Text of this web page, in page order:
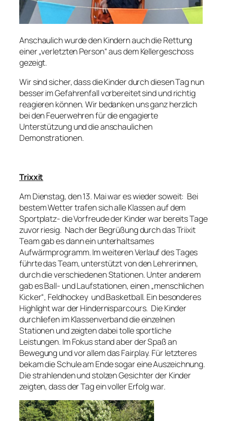
Anschaulich wurde den Kindern auch die Rettung
einer „verletzten Person“ aus dem Kellergeschoss
gezeigt.
Wir sind sicher, dass die Kinder durch diesen Tag nun
besser im Gefahrenfall vorbereitet sind und richtig
reagieren können. Wir bedanken uns ganz herzlich
bei den Feuerwehren für die engagierte
Unterstützung und die anschaulichen
Demonstrationen.
Trixxit
Am Dienstag, den 13. Mai war es wieder soweit: Bei
bestem Wetter trafen sich alle Klassen auf dem
Sportplatz- die Vorfreude der Kinder war bereits Tage
zuvor riesig. Nach der Begrüßung durch das Triixit
Team gab es dann ein unterhaltsames
Aufwärmprogramm. Im weiteren Verlauf des Tages
führte das Team, unterstützt von den Lehrerinnen,
durch die verschiedenen Stationen. Unter anderem
gab es Ball- und Laufstationen, einen „menschlichen
Kicker“, Feldhockey und Basketball. Ein besonderes
Highlight war der Hindernisparcours. Die Kinder
durchliefen im Klassenverband die einzelnen
Stationen und zeigten dabei tolle sportliche
Leistungen. Im Fokus stand aber der Spaß an
Bewegung und vor allem das Fairplay. Für letzteres
bekam die Schule am Ende sogar eine Auszeichnung.
Die strahlenden und stolzen Gesichter der Kinder
zeigten, dass der Tag ein voller Erfolg war.